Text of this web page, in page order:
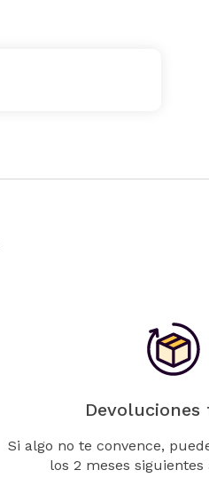
Devoluciones
Si algo no te convence,
los 2 meses